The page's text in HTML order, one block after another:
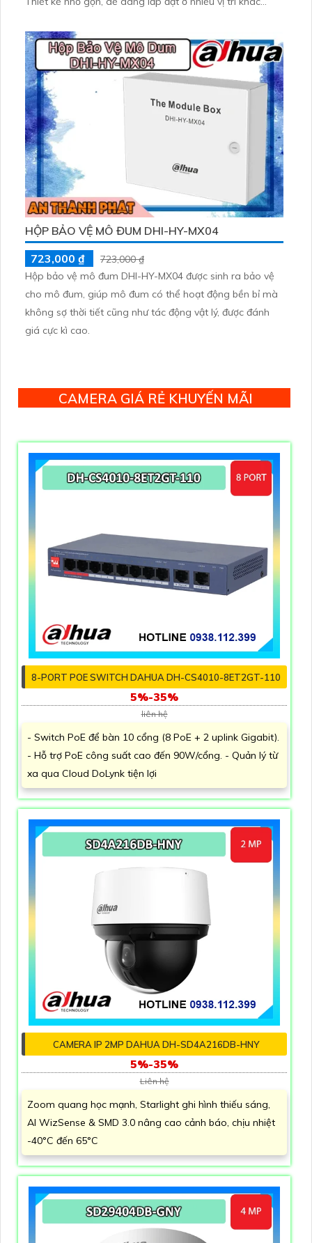
đêm, hỗ trợ giảm nhiễu và tự động cân chỉnh ánh sáng
HỘP BẢO VỆ MÔ ĐUM DHI-HY-MX04
723,000 ₫
723,000 ₫
Hộp bảo vệ mô đum DHI-HY-MX04 được sinh ra bảo vệ
cho mô đum, giúp mô đum có thể hoạt động bền bỉ mà
không sợ thời tiết cũng như tác động vật lý, được đánh
giá cực kì cao.
CAMERA GIÁ RẺ KHUYẾN MÃI
8-PORT POE SWITCH DAHUA DH-CS4010-8ET2GT-110
5%-35%
liên hệ
- Switch PoE để bàn 10 cổng (8 PoE + 2 uplink Gigabit).
- Hỗ trợ PoE công suất cao đến 90W/cổng. - Quản lý từ
xa qua Cloud DoLynk tiện lợi
CAMERA IP 2MP DAHUA DH-SD4A216DB-HNY
5%-35%
Liên hệ
Zoom quang học mạnh, Starlight ghi hình thiếu sáng,
AI WizSense & SMD 3.0 nâng cao cảnh báo, chịu nhiệt
-40°C đến 65°C